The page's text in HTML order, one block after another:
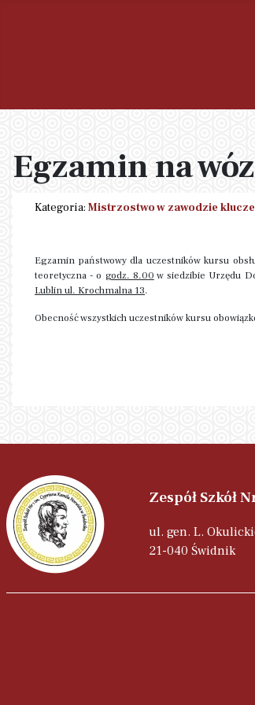
Egzamin na
Kategoria: Mistrzostwo w zawodzie
Egzamin państwowy dla uczestników kursu
teoretyczna - o godz. 8.00 w siedzibie Urzędu
Lublin ul. Krochmalna 13.
Obecność wszystkich uczestników kursu
Zespół Szkół
ul. gen. L.
21-040 Świdnik